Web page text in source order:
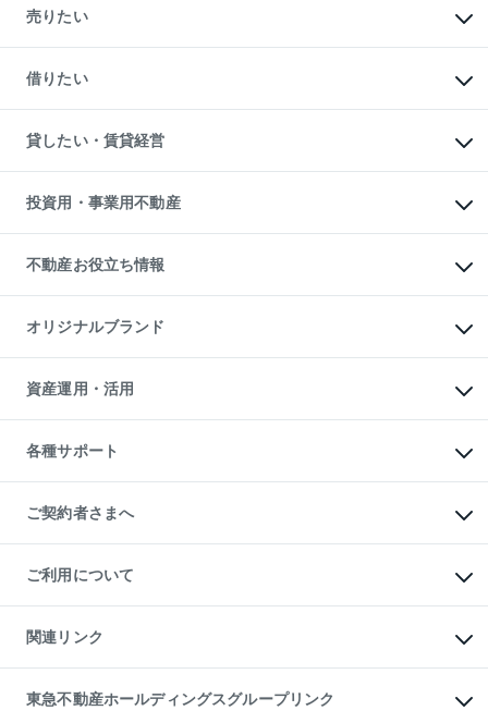
新築・分譲マンションの購入
中古マンションの購入
一戸建ての購入
中古一戸建ての購入
不動産購入の流れ
注目キーワード物件特集
購入ガイド
English 繁体中文簡体中文
売りたい
一戸建ての売却・査定
土地の売却・査定
スピードAI査定
不動産査定について
不動産売却の流れ
不動産買換えの流れ
売却ガイド
借りたい
オフィス・店舗の賃貸
借りるときの流れ
借りるガイド
貸したい・賃貸経営
マンション賃料データ
賃貸管理プラン
リロケーションについて
貸すガイド
投資用・事業用不動産
事業用不動産
マンション投資
投資用マンション
アパート経営
収益物件
ビル購入（ビル一棟）
投資用不動産の売却査定
事業用不動産の売却査定
不動産お役立ち情報
マンションライブラリー
人気マンションランキング
暮らしに役立つ不動産メディア
不動産相場・不動産価格情報
不動産コラム・ニュース
不動産用語集
不動産なんでもネット相談室
住まいの税金
オリジナルブランド
一棟リノベーションマンション
L`GENTE（ルジェンテ）
区分リノベーションマンション
投資用一棟レジデンスWELL
不動産小口投資
LEGACIA（レガシア）
資産運用・活用
不動産M&A
アセットマネジメント・出資
各種サポート
相続サポート
リフォームサポート
ご契約者さまへ
ご紹介・再契約特典
入居者様専用-各種ご案内（賃貸）
東急こすもす会「こすもすWeb」
ご利用について
金融商品取引について
東急リバブル ソーシャルメディアポリシー
ご意見・お問い合わせ（金融商品取引専用の相談・お問い合わせ窓口）
ダイレクトメール（郵送物）・Eメールなどの送付停止について
関連リンク
これからご結婚される方に東急百貨店のブライダルクラブ
人材サービスのご用命は 東急リバブルスタッフ株式会社まで
東急不動産ホールディングスグループリンク